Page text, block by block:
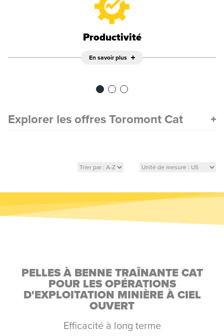
Productivité
En savoir plus
Explorer les offres Toromont Cat
PELLES À BENNE TRAÎNANTE CAT
POUR LES OPÉRATIONS
D'EXPLOITATION MINIÈRE À CIEL
OUVERT
Efficacité à long terme